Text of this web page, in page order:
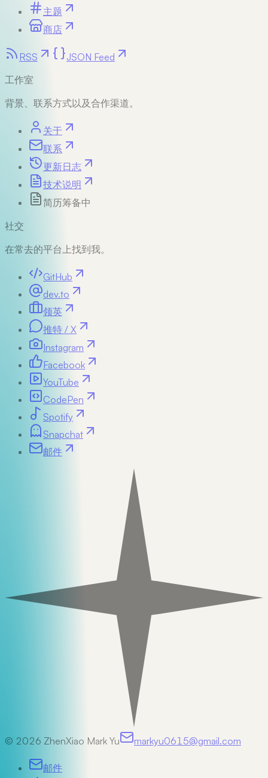
主题
商店
RSS
JSON Feed
工作室
背景、联系方式以及合作渠道。
关于
联系
更新日志
技术说明
简历筹备中
社交
在常去的平台上找到我。
GitHub
dev.to
领英
推特 / X
Instagram
Facebook
YouTube
CodePen
Spotify
Snapchat
邮件
© 2026 ZhenXiao Mark Yu markyu0615@gmail.com
邮件